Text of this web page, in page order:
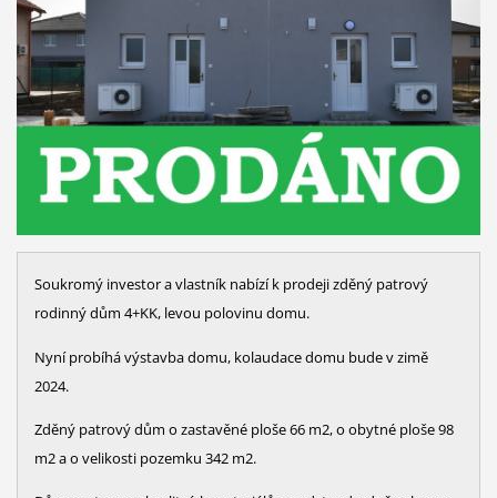
Soukromý investor a vlastník nabízí k prodeji zděný patrový
rodinný dům 4+KK, levou polovinu domu.
Nyní probíhá výstavba domu, kolaudace domu bude v zimě
2024.
Zděný patrový dům o zastavěné ploše 66 m2, o obytné ploše 98
m2 a o velikosti pozemku 342 m2.